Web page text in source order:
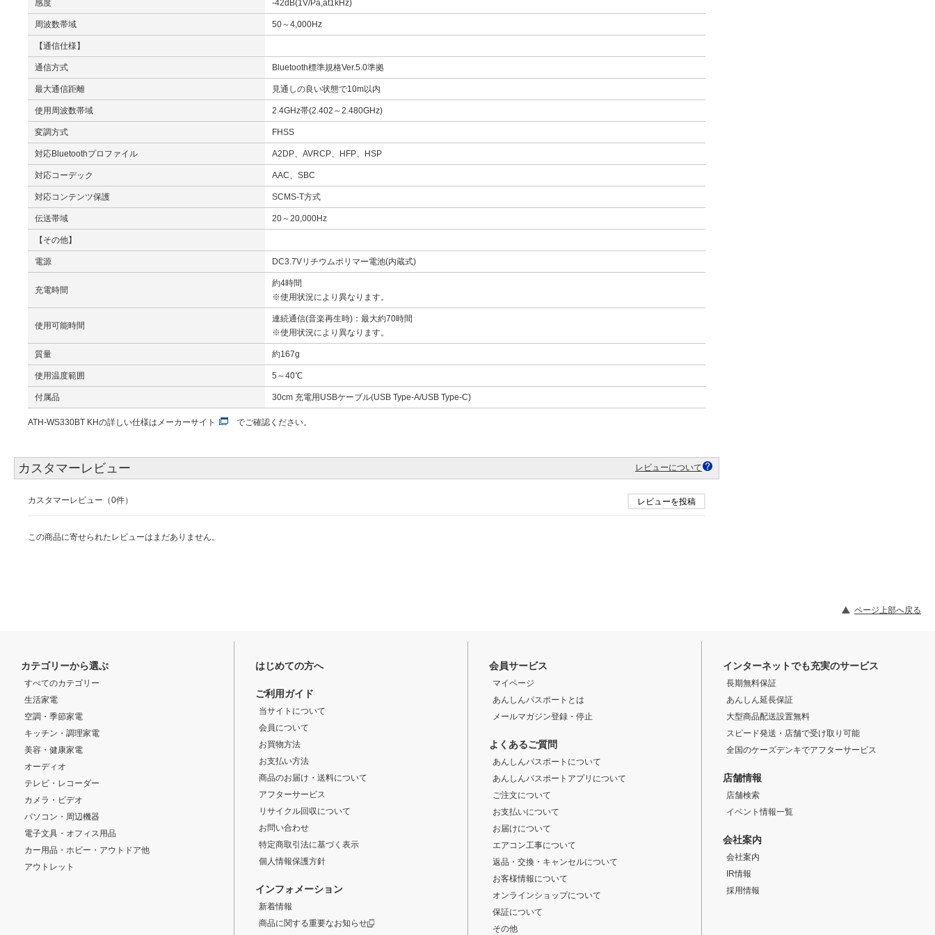
感度 -42dB(1V/Pa,at1kHz)
周波数帯域 50～4,000Hz
【通信仕様】
通信方式 Bluetooth標準規格Ver.5.0準拠
最大通信距離 見通しの良い状態で10m以内
使用周波数帯域 2.4GHz帯(2.402～2.480GHz)
変調方式 FHSS
対応Bluetoothプロファイル A2DP、AVRCP、HFP、HSP
対応コーデック AAC、SBC
対応コンテンツ保護 SCMS-T方式
伝送帯域 20～20,000Hz
【その他】
電源 DC3.7Vリチウムポリマー電池(内蔵式)
充電時間
約4時間
※使用状況により異なります。
使用可能時間
連続通信(音楽再生時)：最大約70時間
※使用状況により異なります。
質量 約167g
使用温度範囲 5～40℃
付属品 30cm 充電用USBケーブル(USB Type-A/USB Type-C)
ATH-WS330BT KHの詳しい仕様は メーカーサイト でご確認ください。
カスタマーレビュー レビューについて
カスタマーレビュー（0件） レビューを投稿
この商品に寄せられたレビューはまだありません。
ページ上部へ戻る
カテゴリーから選ぶ
すべてのカテゴリー
生活家電
空調・季節家電
キッチン・調理家電
美容・健康家電
オーディオ
テレビ・レコーダー
カメラ・ビデオ
パソコン・周辺機器
電子文具・オフィス用品
カー用品・ホビー・アウトドア他
アウトレット
はじめての方へ
ご利用ガイド
当サイトについて
会員について
お買物方法
お支払い方法
商品のお届け・送料について
アフターサービス
リサイクル回収について
お問い合わせ
特定商取引法に基づく表示
個人情報保護方針
インフォメーション
新着情報
商品に関する重要なお知らせ
会員サービス
マイページ
あんしんパスポートとは
メールマガジン登録・停止
よくあるご質問
あんしんパスポートについて
あんしんパスポートアプリについて
ご注文について
お支払いについて
お届けについて
エアコン工事について
返品・交換・キャンセルについて
お客様情報について
オンラインショップについて
保証について
その他
インターネットでも充実のサービス
長期無料保証
あんしん延長保証
大型商品配送設置無料
スピード発送・店舗で受け取り可能
全国のケーズデンキでアフターサービス
店舗情報
店舗検索
イベント情報一覧
会社案内
会社案内
IR情報
採用情報